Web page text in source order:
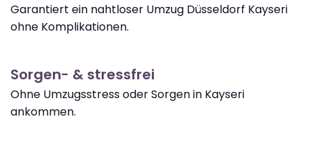
Garantiert ein nahtloser Umzug Düsseldorf Kayseri
ohne Komplikationen.
Sorgen- & stressfrei
Ohne Umzugsstress oder Sorgen in Kayseri
ankommen.